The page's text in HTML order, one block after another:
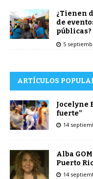
¿Tienen
de
públicas?
5
ARTÍCULOS
Jocelyne
fuerte”
14
Alba
Puerto
14